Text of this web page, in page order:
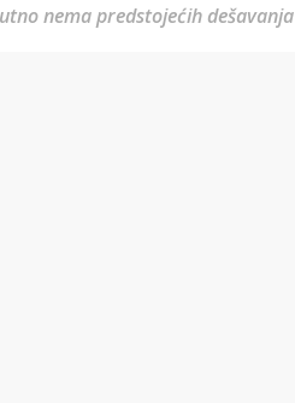
nema predstojećih dešavanja